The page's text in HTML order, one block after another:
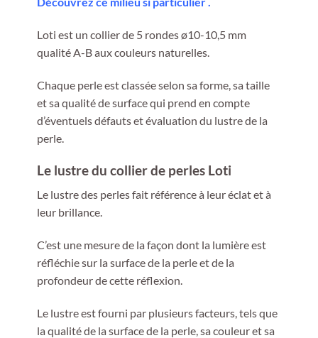
Loti est un collier de 5 rondes ø10-10,5 mm
qualité A-B aux couleurs naturelles.
Chaque perle est classée selon sa forme, sa taille
et sa qualité de surface qui prend en compte
d’éventuels défauts et évaluation du lustre de la
perle.
Le lustre du collier de perles Loti
Le lustre des perles fait référence à leur éclat et à
leur brillance.
C’est une mesure de la façon dont la lumière est
réfléchie sur la surface de la perle et de la
profondeur de cette réflexion.
Le lustre est fourni par plusieurs facteurs, tels que
la qualité de la surface de la perle, sa couleur et sa